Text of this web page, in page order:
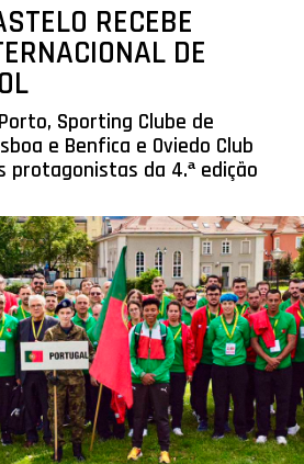
RECEBE
DE
Sporting Clube de
e Benfica e Oviedo Club
protagonistas da 4.ª edição